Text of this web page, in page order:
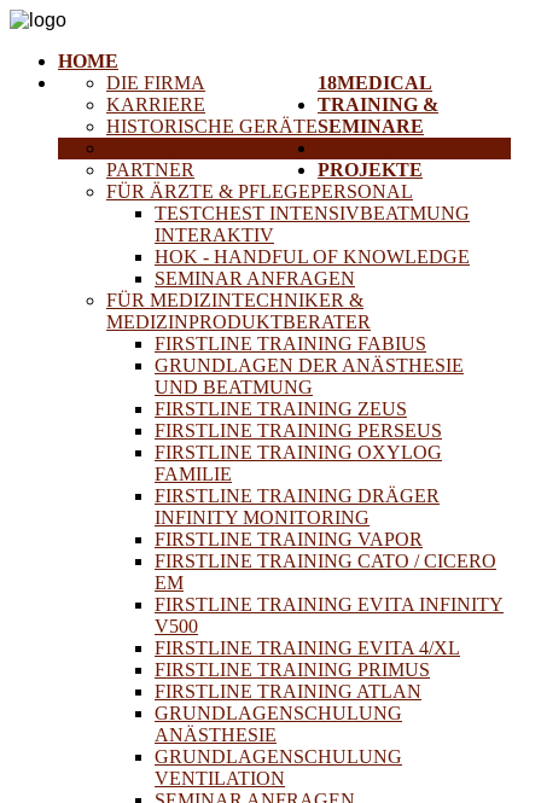
HOME
18MEDICAL
DIE FIRMA
KARRIERE
HISTORISCHE GERÄTE
PARTNER
TRAINING &
SEMINARE
FÜR ÄRZTE & PFLEGEPERSONAL
TESTCHEST INTENSIVBEATMUNG
INTERAKTIV
HOK - HANDFUL OF KNOWLEDGE
SEMINAR ANFRAGEN
FÜR MEDIZINTECHNIKER &
MEDIZINPRODUKTBERATER
FIRSTLINE TRAINING FABIUS
GRUNDLAGEN DER ANÄSTHESIE
UND BEATMUNG
FIRSTLINE TRAINING ZEUS
FIRSTLINE TRAINING PERSEUS
FIRSTLINE TRAINING OXYLOG
FAMILIE
FIRSTLINE TRAINING DRÄGER
INFINITY MONITORING
FIRSTLINE TRAINING VAPOR
FIRSTLINE TRAINING CATO / CICERO
EM
FIRSTLINE TRAINING EVITA INFINITY
V500
FIRSTLINE TRAINING EVITA 4/XL
FIRSTLINE TRAINING PRIMUS
FIRSTLINE TRAINING ATLAN
GRUNDLAGENSCHULUNG
ANÄSTHESIE
GRUNDLAGENSCHULUNG
VENTILATION
PROJEKTE